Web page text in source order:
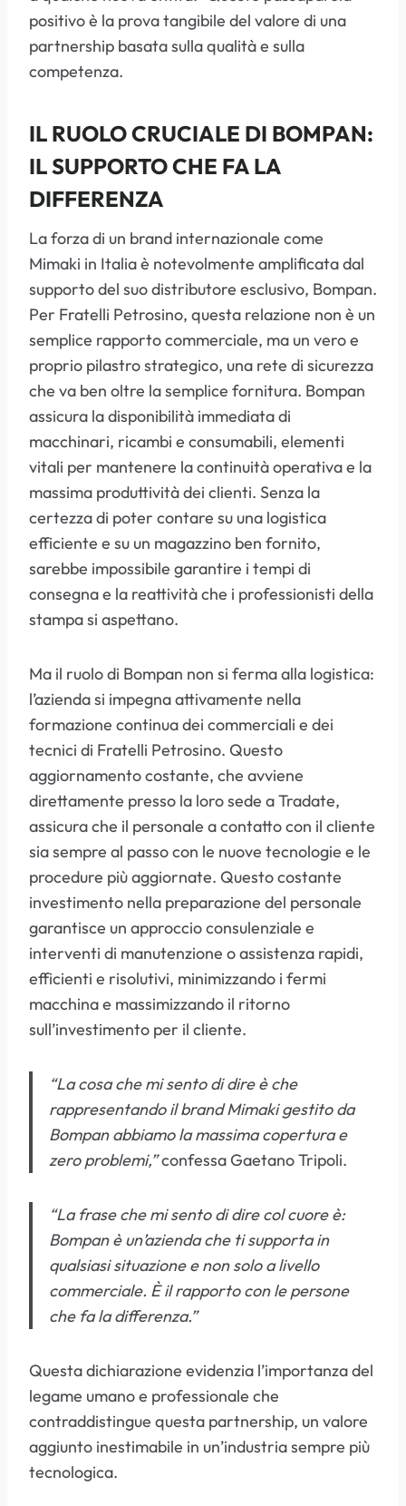
positivo è la prova tangibile del valore di una
partnership basata sulla qualità e sulla
competenza.
IL RUOLO CRUCIALE DI BOMPAN:
IL SUPPORTO CHE FA LA
DIFFERENZA
La forza di un brand internazionale come
Mimaki in Italia è notevolmente amplificata dal
supporto del suo distributore esclusivo, Bompan.
Per Fratelli Petrosino, questa relazione non è un
semplice rapporto commerciale, ma un vero e
proprio pilastro strategico, una rete di sicurezza
che va ben oltre la semplice fornitura. Bompan
assicura la disponibilità immediata di
macchinari, ricambi e consumabili, elementi
vitali per mantenere la continuità operativa e la
massima produttività dei clienti. Senza la
certezza di poter contare su una logistica
efficiente e su un magazzino ben fornito,
sarebbe impossibile garantire i tempi di
consegna e la reattività che i professionisti della
stampa si aspettano.
Ma il ruolo di Bompan non si ferma alla logistica:
l’azienda si impegna attivamente nella
formazione continua dei commerciali e dei
tecnici di Fratelli Petrosino. Questo
aggiornamento costante, che avviene
direttamente presso la loro sede a Tradate,
assicura che il personale a contatto con il cliente
sia sempre al passo con le nuove tecnologie e le
procedure più aggiornate. Questo costante
investimento nella preparazione del personale
garantisce un approccio consulenziale e
interventi di manutenzione o assistenza rapidi,
efficienti e risolutivi, minimizzando i fermi
macchina e massimizzando il ritorno
sull’investimento per il cliente.
“La cosa che mi sento di dire è che
rappresentando il brand Mimaki gestito da
Bompan abbiamo la massima copertura e
zero problemi,”confessa Gaetano Tripoli.
“La frase che mi sento di dire col cuore è:
Bompan è un’azienda che ti supporta in
qualsiasi situazione e non solo a livello
commerciale. È il rapporto con le persone
che fa la differenza.”
Questa dichiarazione evidenzia l’importanza del
legame umano e professionale che
contraddistingue questa partnership, un valore
aggiunto inestimabile in un’industria sempre più
tecnologica.